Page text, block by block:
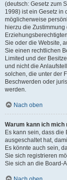
(deutsch: Gesetz zum
1998) ist ein Gesetz in
möglicherweise
hierzu die
Sie oder die Website,
Sie einen rechtlichen
Limited und der
und nicht die
solchen, die unter der
Beschwerden oder
werden.
Nach oben
Warum kann ich
Es kann sein, dass
ausgeschaltet hat,
Es könnte auch sein,
Sie sich registrieren
Sie sich an die Board-